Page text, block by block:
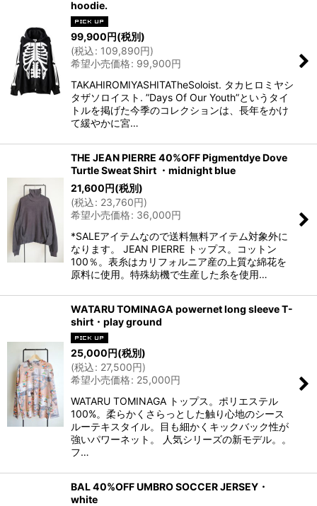
hoodie.
99,900円(税別)
(税込: 109,890円)
希望小売価格: 99,900円
TAKAHIROMIYASHITATheSoloist. タカヒロミヤシ
タザソロイスト. ”Days Of Our Youth”というタイ
トルを掲げた今季のコレクションは、長年をかけ
て緩やかに宮…
THE JEAN PIERRE 40%OFF Pigmentdye Dove
Turtle Sweat Shirt ・midnight blue
21,600円(税別)
(税込: 23,760円)
希望小売価格: 36,000円
*SALEアイテムなので送料無料アイテム対象外に
なります。 JEAN PIERRE トップス。コットン
100％。表糸はカリフォルニア産の上質な綿花を
原料に使用。特殊紡機で生産した糸を使用…
WATARU TOMINAGA powernet long sleeve T-
shirt・play ground
25,000円(税別)
(税込: 27,500円)
希望小売価格: 25,000円
WATARU TOMINAGA トップス。ポリエステル
100%。柔らかくさらっとした触り心地のシース
ルーテキスタイル。目も細かくキックバック性が
強いパワーネット。 人気シリーズの新モデル。。
フ…
BAL 40%OFF UMBRO SOCCER JERSEY・
white